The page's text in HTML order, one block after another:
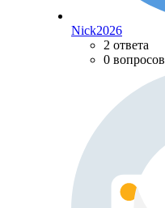
Nick2026
2 ответа
0 вопросов